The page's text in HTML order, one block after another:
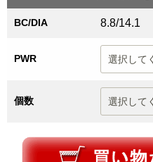
BC/DIA 8.8/14.1
PWR
個数